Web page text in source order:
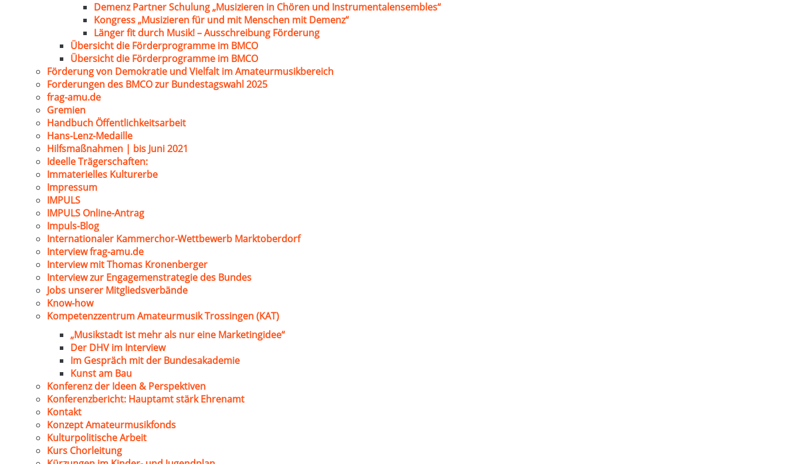
Demenz Partner Schulung „Musizieren in Chören und Instrumentalensembles“
Kongress „Musizieren für und mit Menschen mit Demenz“
Länger fit durch Musik! – Ausschreibung Förderung
Übersicht die Förderprogramme im BMCO
Übersicht die Förderprogramme im BMCO
Förderung von Demokratie und Vielfalt im Amateurmusikbereich
Forderungen des BMCO zur Bundestagswahl 2025
frag-amu.de
Gremien
Handbuch Öffentlichkeitsarbeit
Hans-Lenz-Medaille
Hilfsmaßnahmen | bis Juni 2021
Ideelle Trägerschaften:
Immaterielles Kulturerbe
Impressum
IMPULS
IMPULS Online-Antrag
Impuls-Blog
Internationaler Kammerchor-Wettbewerb Marktoberdorf
Interview frag-amu.de
Interview mit Thomas Kronenberger
Interview zur Engagemenstrategie des Bundes
Jobs unserer Mitgliedsverbände
Know-how
Kompetenzzentrum Amateurmusik Trossingen (KAT)
„Musikstadt ist mehr als nur eine Marketingidee“
Der DHV im Interview
Im Gespräch mit der Bundesakademie
Kunst am Bau
Konferenz der Ideen & Perspektiven
Konferenzbericht: Hauptamt stärk Ehrenamt
Kontakt
Konzept Amateurmusikfonds
Kulturpolitische Arbeit
Kurs Chorleitung